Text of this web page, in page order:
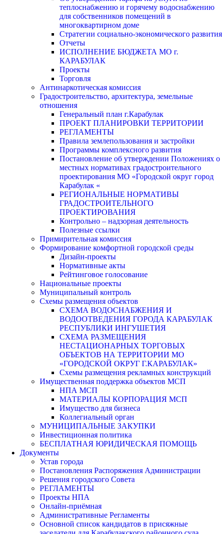
теплоснабжению и горячему водоснабжению
для собственников помещений в
многоквартирном доме
Стратегии социально-экономического развития
Отчеты
ИСПОЛНЕНИЕ БЮДЖЕТА МО г.
КАРАБУЛАК
Проекты
Торговля
Антинаркотическая комиссия
Градостроительство, архитектура, земельные
отношения
Генеральный план г.Карабулак
ПРОЕКТ ПЛАНИРОВКИ ТЕРРИТОРИИ
РЕГЛАМЕНТЫ
Правила землепользования и застройки
Программы комплексного развития
Постановление об утверждении Положениях о
местных нормативах градостроительного
проектирования МО «Городской округ город
Карабулак «
РЕГИОНАЛЬНЫЕ НОРМАТИВЫ
ГРАДОСТРОИТЕЛЬНОГО
ПРОЕКТИРОВАНИЯ
Контрольно – надзорная деятельность
Полезные ссылки
Примирительная комиссия
Формирование комфортной городской среды
Дизайн-проекты
Нормативные акты
Рейтинговое голосование
Национальные проекты
Муниципальный контроль
Схемы размещения объектов
СХЕМА ВОДОСНАБЖЕНИЯ И
ВОДООТВЕДЕНИЯ ГОРОДА КАРАБУЛАК
РЕСПУБЛИКИ ИНГУШЕТИЯ
СХЕМА РАЗМЕЩЕНИЯ
НЕСТАЦИОНАРНЫХ ТОРГОВЫХ
ОБЪЕКТОВ НА ТЕРРИТОРИИ МО
«ГОРОДСКОЙ ОКРУГ Г.КАРАБУЛАК»
Схемы размещения рекламных конструкций
Имущественная поддержка объектов МСП
НПА МСП
МАТЕРИАЛЫ КОРПОРАЦИЯ МСП
Имущество для бизнеса
Коллегиальный орган
МУНИЦИПАЛЬНЫЕ ЗАКУПКИ
Инвестиционная политика
БЕСПЛАТНАЯ ЮРИДИЧЕСКАЯ ПОМОЩЬ
Документы
Устав города
Постановления Распоряжения Администрации
Решения городского Совета
РЕГЛАМЕНТЫ
Проекты НПА
Онлайн-приёмная
Административные Регламенты
Основной список кандидатов в присяжные